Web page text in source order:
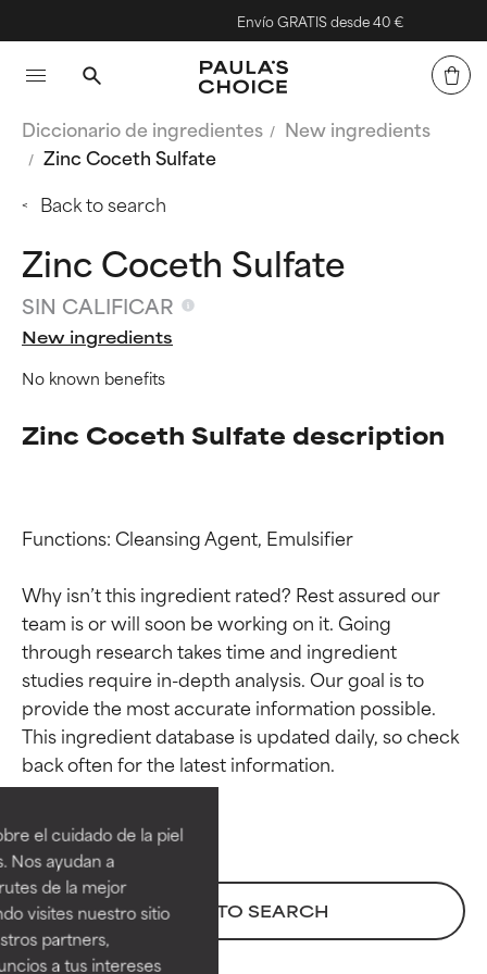
el cuidado de la piel
Nos ayudan a
de la mejor
visites nuestro sitio
partners,
a tus intereses
Envío GRATIS desde 40 €
Diccionario de ingredientes
New ingredients
Zinc Coceth Sulfate
Back to search
Zinc Coceth Sulfate
SIN CALIFICAR
New ingredients
No known benefits
Zinc Coceth Sulfate description
Functions: Cleansing Agent, Emulsifier
Why isn’t this ingredient rated? Rest assured our
team is or will soon be working on it. Going
through research takes time and ingredient
studies require in-depth analysis. Our goal is to
provide the most accurate information possible.
This ingredient database is updated daily, so check
BACK TO SEARCH
Calificaciones de
ingredientes
EXCELENTE
Ingrediente sobresaliente con
beneficios reales para la piel. Su
Calificaciones de
ingredientes
EXCELENTE
Ingrediente sobresaliente con
beneficios reales para la piel. Su